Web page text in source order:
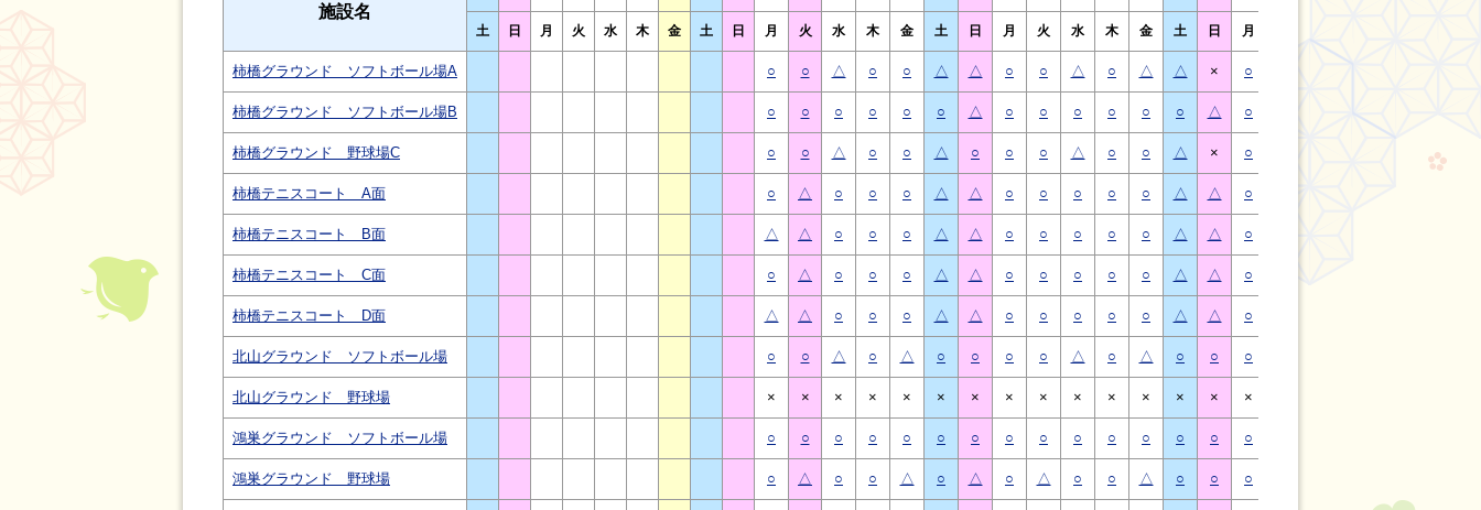
施設名
土 日 月 火 水 木 金 土 日 月 火 水 木 金 土 日 月 火 水 木 金 土 日 月
柿橋グラウンド ソフトボール場A ○ ○ △ ○ ○ △ △ ○ ○ △ ○ △ △ × ○
柿橋グラウンド ソフトボール場B ○ ○ ○ ○ ○ ○ △ ○ ○ ○ ○ ○ ○ △ ○ ○
柿橋グラウンド 野球場C ○ ○ △ ○ ○ △ ○ ○ ○ △ ○ ○ △ × ○
柿橋テニスコート A面 ○ △ ○ ○ ○ △ △ ○ ○ ○ ○ ○ △ △ ○
柿橋テニスコート B面 △ △ ○ ○ ○ △ △ ○ ○ ○ ○ ○ △ △ ○
柿橋テニスコート C面 ○ △ ○ ○ ○ △ △ ○ ○ ○ ○ ○ △ △ ○
柿橋テニスコート D面 △ △ ○ ○ ○ △ △ ○ ○ ○ ○ ○ △ △ ○
北山グラウンド ソフトボール場 ○ ○ △ ○ △ ○ ○ ○ ○ △ ○ △ ○ ○ ○
北山グラウンド 野球場 × × × × × × × × × × × × × × ×
鴻巣グラウンド ソフトボール場 ○ ○ ○ ○ ○ ○ ○ ○ ○ ○ ○ ○ ○ ○ ○
鴻巣グラウンド 野球場 ○ △ ○ ○ △ ○ △ ○ △ ○ ○ △ ○ ○ ○